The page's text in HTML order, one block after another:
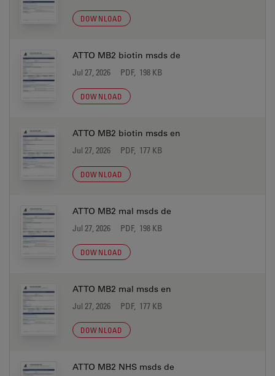
DOWNLOAD
ATTO MB2 biotin msds de
Jul 27, 2026 PDF, 198 KB
DOWNLOAD
ATTO MB2 biotin msds en
Jul 27, 2026 PDF, 177 KB
DOWNLOAD
ATTO MB2 mal msds de
Jul 27, 2026 PDF, 198 KB
DOWNLOAD
ATTO MB2 mal msds en
Jul 27, 2026 PDF, 177 KB
DOWNLOAD
ATTO MB2 NHS msds de